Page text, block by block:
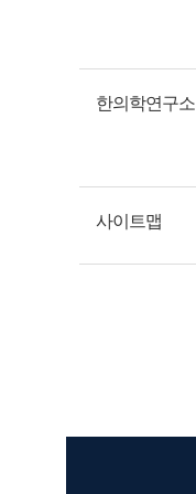
한의학연구소
사이트맵